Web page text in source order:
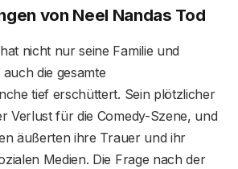
von Neel Nandas Tod
nicht nur seine Familie und
die gesamte
tief erschüttert. Sein plötzlicher
Verlust für die Comedy-Szene, und
äußerten ihre Trauer und ihr
Medien. Die Frage nach der